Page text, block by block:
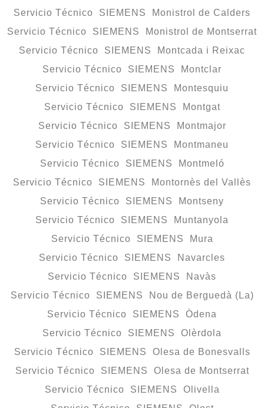
Servicio Técnico SIEMENS Monistrol de Calders
Servicio Técnico SIEMENS Monistrol de Montserrat
Servicio Técnico SIEMENS Montcada i Reixac
Servicio Técnico SIEMENS Montclar
Servicio Técnico SIEMENS Montesquiu
Servicio Técnico SIEMENS Montgat
Servicio Técnico SIEMENS Montmajor
Servicio Técnico SIEMENS Montmaneu
Servicio Técnico SIEMENS Montmeló
Servicio Técnico SIEMENS Montornès del Vallès
Servicio Técnico SIEMENS Montseny
Servicio Técnico SIEMENS Muntanyola
Servicio Técnico SIEMENS Mura
Servicio Técnico SIEMENS Navarcles
Servicio Técnico SIEMENS Navàs
Servicio Técnico SIEMENS Nou de Berguedà (La)
Servicio Técnico SIEMENS Òdena
Servicio Técnico SIEMENS Olèrdola
Servicio Técnico SIEMENS Olesa de Bonesvalls
Servicio Técnico SIEMENS Olesa de Montserrat
Servicio Técnico SIEMENS Olivella